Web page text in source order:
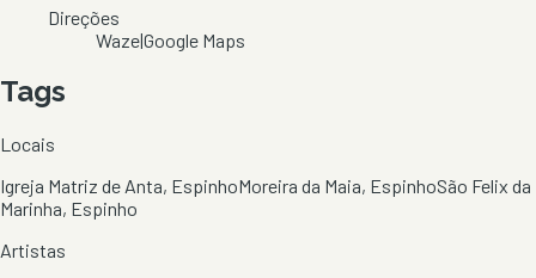
Direções
Waze|Google Maps
Tags
Locais
Igreja Matriz de Anta, EspinhoMoreira da Maia, EspinhoSão Felix da
Marinha, Espinho
Artistas